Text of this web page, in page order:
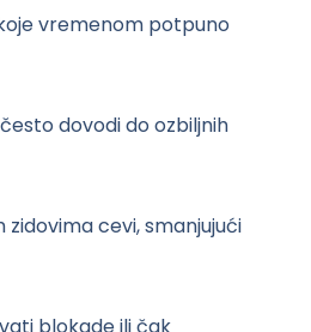
vremenom potpuno
dovodi do ozbiljnih
cevi, smanjujući